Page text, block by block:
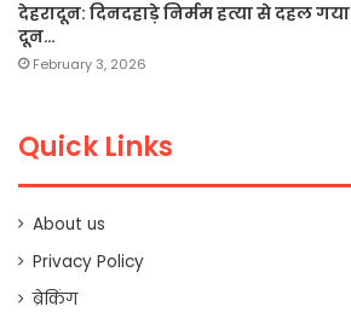
देहरादून: दिनदहाड़े निर्मम हत्या से दहल गया
दून…
February 3, 2026
Quick Links
About us
Privacy Policy
ब्रेकिंग